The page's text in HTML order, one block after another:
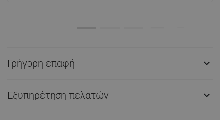
Γρήγορη επαφή 
Εξυπηρέτηση πελατών 